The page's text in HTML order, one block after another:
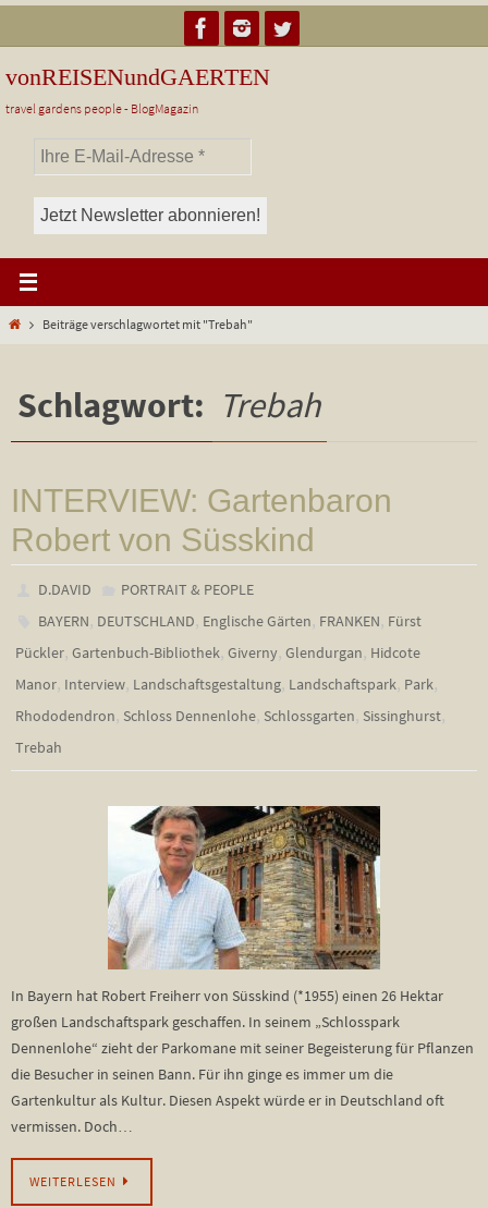
Inhalt
springen
vonREISENundGAERTEN
travel gardens people - BlogMagazin
StartBeiträge verschlagwortet mit "Trebah"
Schlagwort: Trebah
INTERVIEW: Gartenbaron
Robert von Süsskind
D.DAVID
PORTRAIT & PEOPLE
BAYERN, DEUTSCHLAND, Englische Gärten, FRANKEN, Fürst
Pückler, Gartenbuch-Bibliothek, Giverny, Glendurgan, Hidcote
Manor, Interview, Landschaftsgestaltung, Landschaftspark, Park,
Rhododendron, Schloss Dennenlohe, Schlossgarten, Sissinghurst,
Trebah
In Bayern hat Robert Freiherr von Süsskind (*1955) einen 26 Hektar
großen Landschaftspark geschaffen. In seinem „Schlosspark
Dennenlohe“ zieht der Parkomane mit seiner Begeisterung für Pflanzen
die Besucher in seinen Bann. Für ihn ginge es immer um die
Gartenkultur als Kultur. Diesen Aspekt würde er in Deutschland oft
vermissen. Doch…
WEITERLESEN